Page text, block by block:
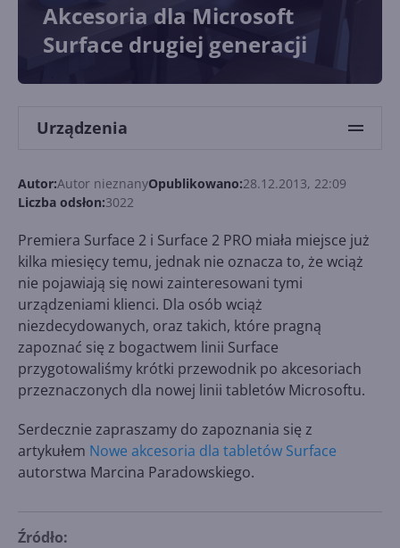
Akcesoria dla Microsoft
Surface drugiej generacji
Urządzenia
Autor:Autor nieznanyOpublikowano:28.12.2013, 22:09
Liczba odsłon:3022
Premiera Surface 2 i Surface 2 PRO miała miejsce już
kilka miesięcy temu, jednak nie oznacza to, że wciąż
nie pojawiają się nowi zainteresowani tymi
urządzeniami klienci. Dla osób wciąż
niezdecydowanych, oraz takich, które pragną
zapoznać się z bogactwem linii Surface
przygotowaliśmy krótki przewodnik po akcesoriach
przeznaczonych dla nowej linii tabletów Microsoftu.
Serdecznie zapraszamy do zapoznania się z
artykułem Nowe akcesoria dla tabletów Surface
autorstwa Marcina Paradowskiego.
Źródło: